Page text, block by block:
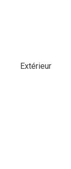
Extérieur